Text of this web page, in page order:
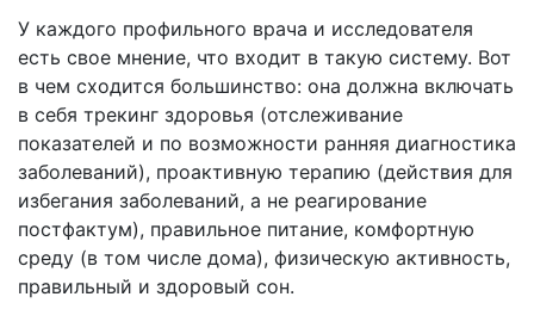
У каждого профильного врача и исследователя
есть свое мнение, что входит в такую систему. Вот
в чем сходится большинство: она должна включать
в себя трекинг здоровья (отслеживание
показателей и по возможности ранняя диагностика
заболеваний), проактивную терапию (действия для
избегания заболеваний, а не реагирование
постфактум), правильное питание, комфортную
среду (в том числе дома), физическую активность,
правильный и здоровый сон.